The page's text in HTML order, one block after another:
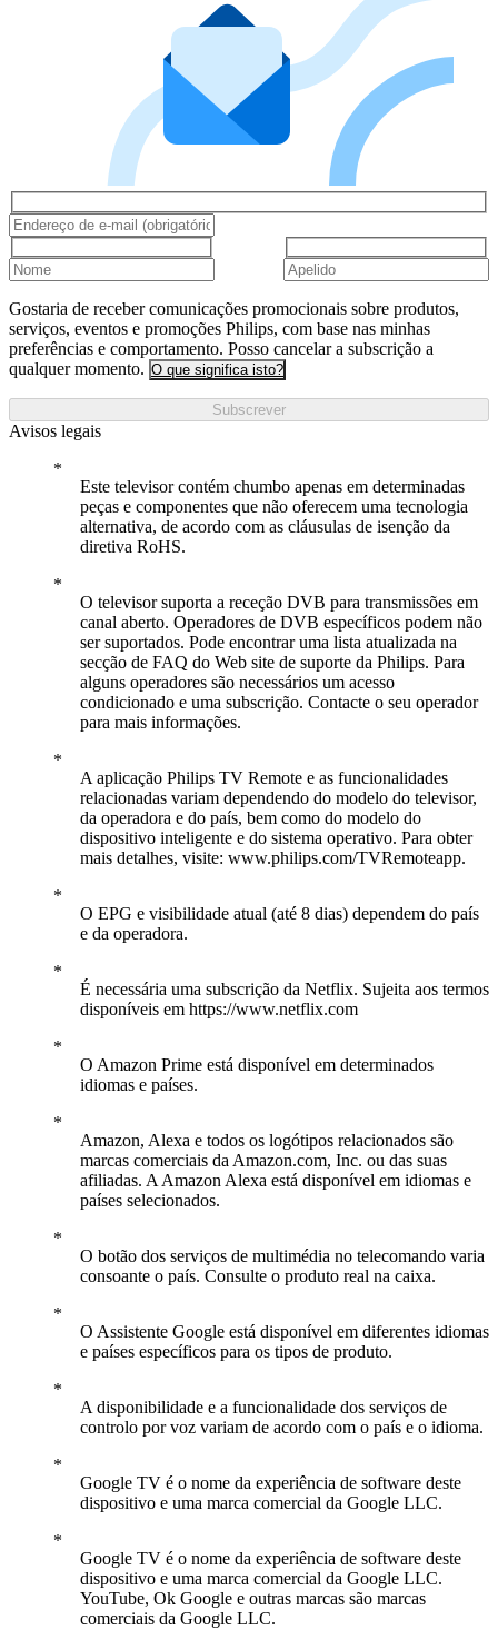
Gostaria de receber comunicações promocionais sobre produtos,
serviços, eventos e promoções Philips, com base nas minhas
preferências e comportamento. Posso cancelar a subscrição a
qualquer momento. O que significa isto?
Subscrever
Avisos legais
Este televisor contém chumbo apenas em determinadas
peças e componentes que não oferecem uma tecnologia
alternativa, de acordo com as cláusulas de isenção da
diretiva RoHS.
O televisor suporta a receção DVB para transmissões em
canal aberto. Operadores de DVB específicos podem não
ser suportados. Pode encontrar uma lista atualizada na
secção de FAQ do Web site de suporte da Philips. Para
alguns operadores são necessários um acesso
condicionado e uma subscrição. Contacte o seu operador
para mais informações.
A aplicação Philips TV Remote e as funcionalidades
relacionadas variam dependendo do modelo do televisor,
da operadora e do país, bem como do modelo do
dispositivo inteligente e do sistema operativo. Para obter
mais detalhes, visite: www.philips.com/TVRemoteapp.
O EPG e visibilidade atual (até 8 dias) dependem do país
e da operadora.
É necessária uma subscrição da Netflix. Sujeita aos termos
disponíveis em https://www.netflix.com
O Amazon Prime está disponível em determinados
idiomas e países.
Amazon, Alexa e todos os logótipos relacionados são
marcas comerciais da Amazon.com, Inc. ou das suas
afiliadas. A Amazon Alexa está disponível em idiomas e
países selecionados.
O botão dos serviços de multimédia no telecomando varia
consoante o país. Consulte o produto real na caixa.
O Assistente Google está disponível em diferentes idiomas
e países específicos para os tipos de produto.
A disponibilidade e a funcionalidade dos serviços de
controlo por voz variam de acordo com o país e o idioma.
Google TV é o nome da experiência de software deste
dispositivo e uma marca comercial da Google LLC.
Google TV é o nome da experiência de software deste
dispositivo e uma marca comercial da Google LLC.
YouTube, Ok Google e outras marcas são marcas
comerciais da Google LLC.